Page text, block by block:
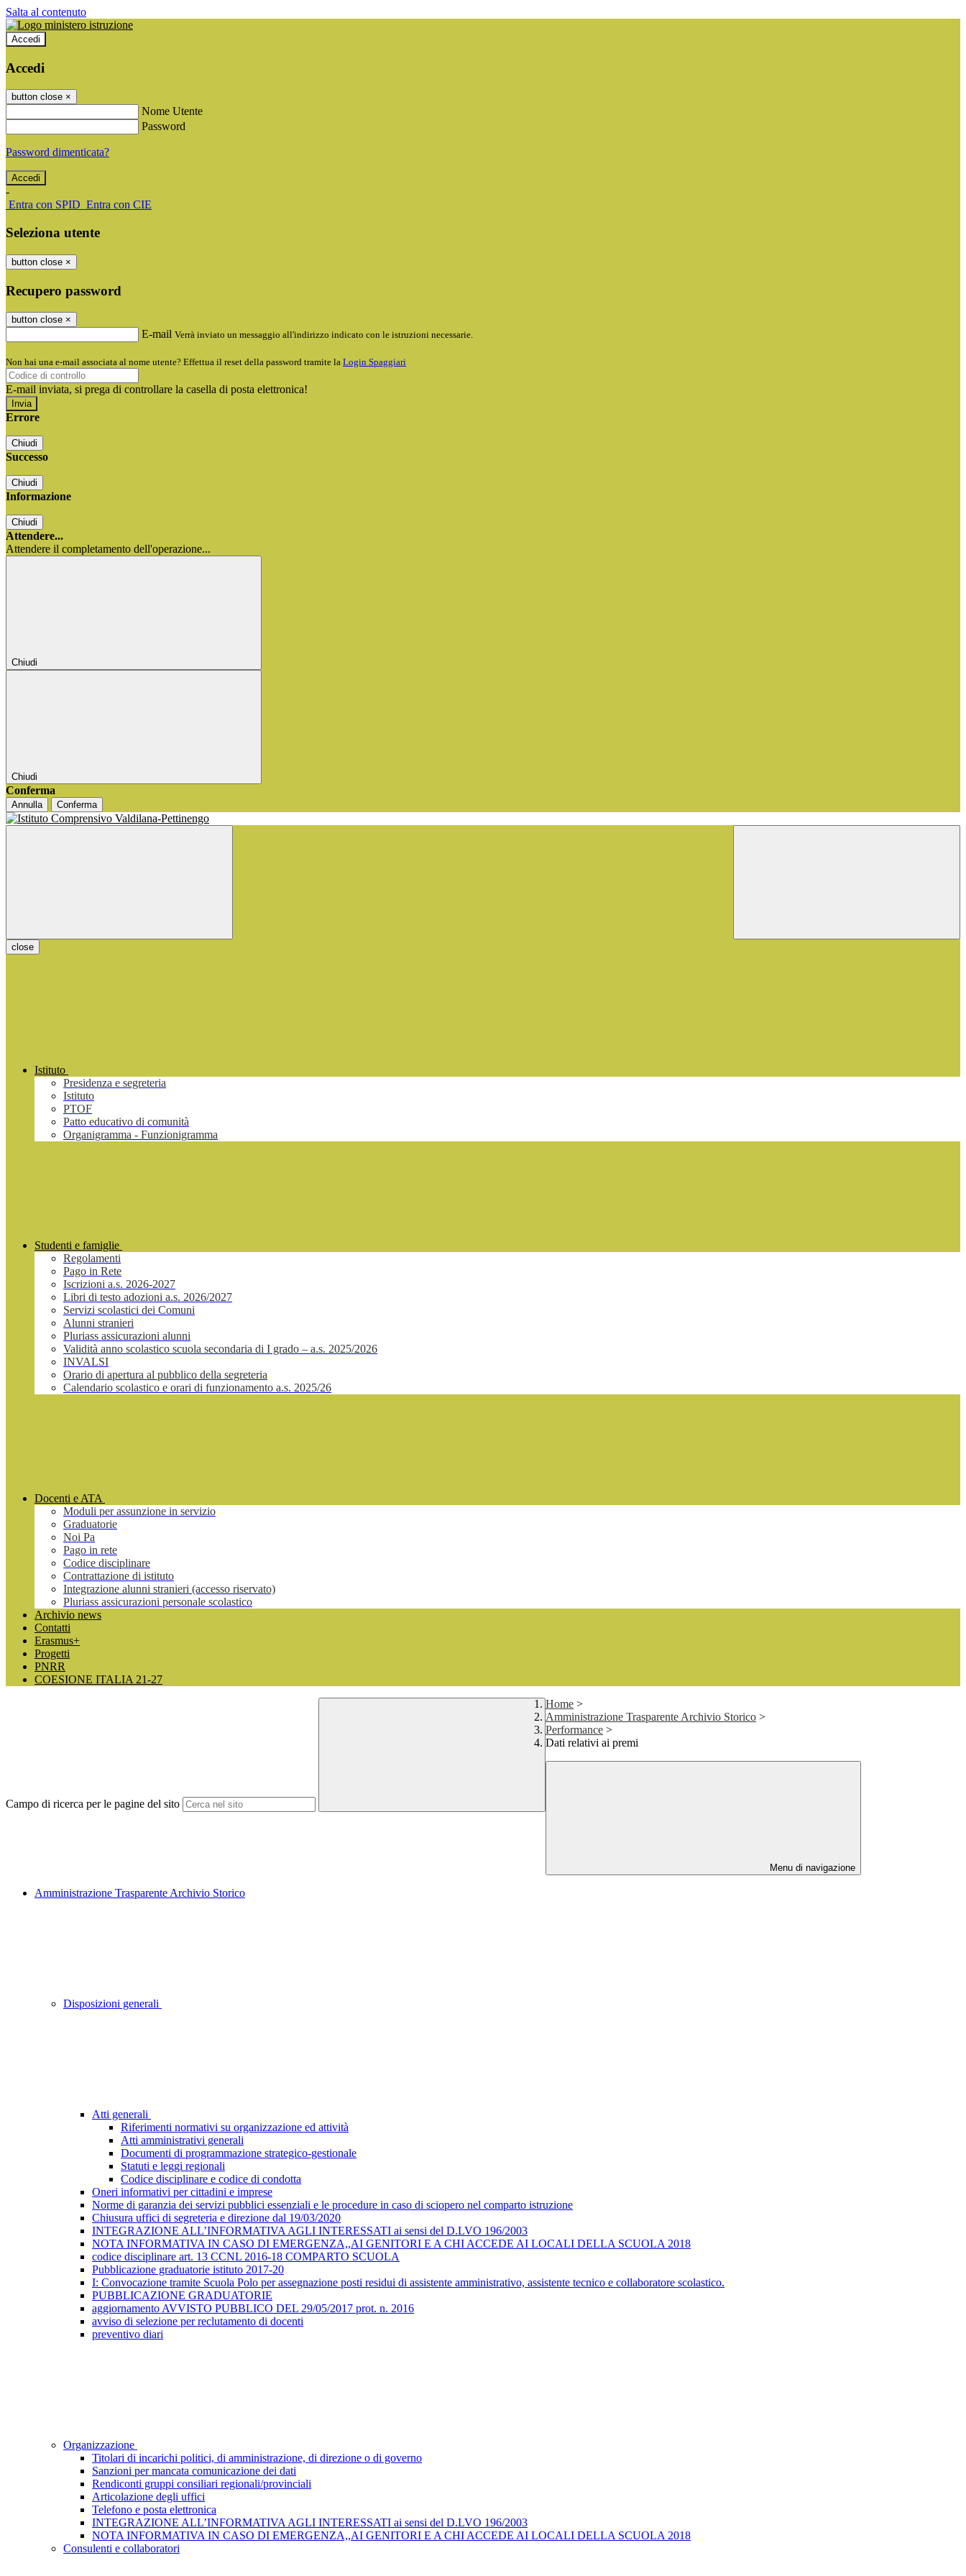
Salta al contenuto
Accedi
Accedi
button close ×
Nome Utente
Password
Password dimenticata?
-
Entra con SPID Entra con CIE
Seleziona utente
button close ×
Recupero password
button close ×
E-mail Verrà inviato un messaggio all'indirizzo indicato con le istruzioni necessarie.
Non hai una e-mail associata al nome utente? Effettua il reset della password tramite la Login Spaggiari
E-mail inviata, si prega di controllare la casella di posta elettronica!
Errore
Chiudi
Successo
Chiudi
Informazione
Chiudi
Attendere...
Attendere il completamento dell'operazione...
Chiudi
Chiudi
Conferma
Annulla Conferma
close
Istituto
Presidenza e segreteria
Istituto
PTOF
Patto educativo di comunità
Organigramma - Funzionigramma
Studenti e famiglie
Regolamenti
Pago in Rete
Iscrizioni a.s. 2026-2027
Libri di testo adozioni a.s. 2026/2027
Servizi scolastici dei Comuni
Alunni stranieri
Pluriass assicurazioni alunni
Validità anno scolastico scuola secondaria di I grado – a.s. 2025/2026
INVALSI
Orario di apertura al pubblico della segreteria
Calendario scolastico e orari di funzionamento a.s. 2025/26
Docenti e ATA
Moduli per assunzione in servizio
Graduatorie
Noi Pa
Pago in rete
Codice disciplinare
Contrattazione di istituto
Integrazione alunni stranieri (accesso riservato)
Pluriass assicurazioni personale scolastico
Archivio news
Contatti
Erasmus+
Progetti
PNRR
COESIONE ITALIA 21-27
Campo di ricerca per le pagine del sito
Home >
Amministrazione Trasparente Archivio Storico >
Performance >
Dati relativi ai premi
Menu di navigazione
Amministrazione Trasparente Archivio Storico
Disposizioni generali
Atti generali
Riferimenti normativi su organizzazione ed attività
Atti amministrativi generali
Documenti di programmazione strategico-gestionale
Statuti e leggi regionali
Codice disciplinare e codice di condotta
Oneri informativi per cittadini e imprese
Norme di garanzia dei servizi pubblici essenziali e le procedure in caso di sciopero nel comparto istruzione
Chiusura uffici di segreteria e direzione dal 19/03/2020
INTEGRAZIONE ALL’INFORMATIVA AGLI INTERESSATI ai sensi del D.LVO 196/2003
NOTA INFORMATIVA IN CASO DI EMERGENZA,,AI GENITORI E A CHI ACCEDE AI LOCALI DELLA SCUOLA 2018
codice disciplinare art. 13 CCNL 2016-18 COMPARTO SCUOLA
Pubblicazione graduatorie istituto 2017-20
I: Convocazione tramite Scuola Polo per assegnazione posti residui di assistente amministrativo, assistente tecnico e collaboratore scolastico.
PUBBLICAZIONE GRADUATORIE
aggiornamento AVVISTO PUBBLICO DEL 29/05/2017 prot. n. 2016
avviso di selezione per reclutamento di docenti
preventivo diari
Organizzazione
Titolari di incarichi politici, di amministrazione, di direzione o di governo
Sanzioni per mancata comunicazione dei dati
Rendiconti gruppi consiliari regionali/provinciali
Articolazione degli uffici
Telefono e posta elettronica
INTEGRAZIONE ALL’INFORMATIVA AGLI INTERESSATI ai sensi del D.LVO 196/2003
NOTA INFORMATIVA IN CASO DI EMERGENZA,,AI GENITORI E A CHI ACCEDE AI LOCALI DELLA SCUOLA 2018
Consulenti e collaboratori